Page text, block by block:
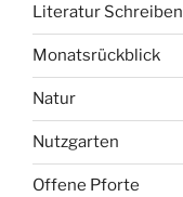
Literatur Schreiben
Monatsrückblick
Natur
Nutzgarten
Offene Pforte